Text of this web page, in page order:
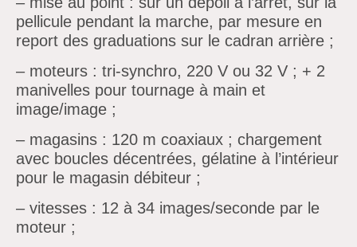
pellicule pendant la marche, par mesure en
report des graduations sur le cadran arrière ;
– moteurs : tri-synchro, 220 V ou 32 V ; + 2
manivelles pour tournage à main et
image/image ;
– magasins : 120 m coaxiaux ; chargement
avec boucles décentrées, gélatine à l’intérieur
pour le magasin débiteur ;
– vitesses : 12 à 34 images/seconde par le
moteur ;